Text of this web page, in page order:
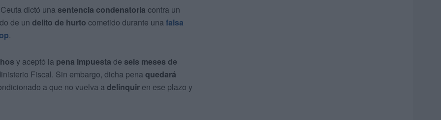
dictó una sentencia condenatoria contra un
de un delito de hurto cometido durante una falsa
.
y aceptó la pena impuesta de seis meses de
Fiscal. Sin embargo, dicha pena quedará
a que no vuelva a delinquir en ese plazo y